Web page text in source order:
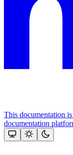
This documentation
documentation